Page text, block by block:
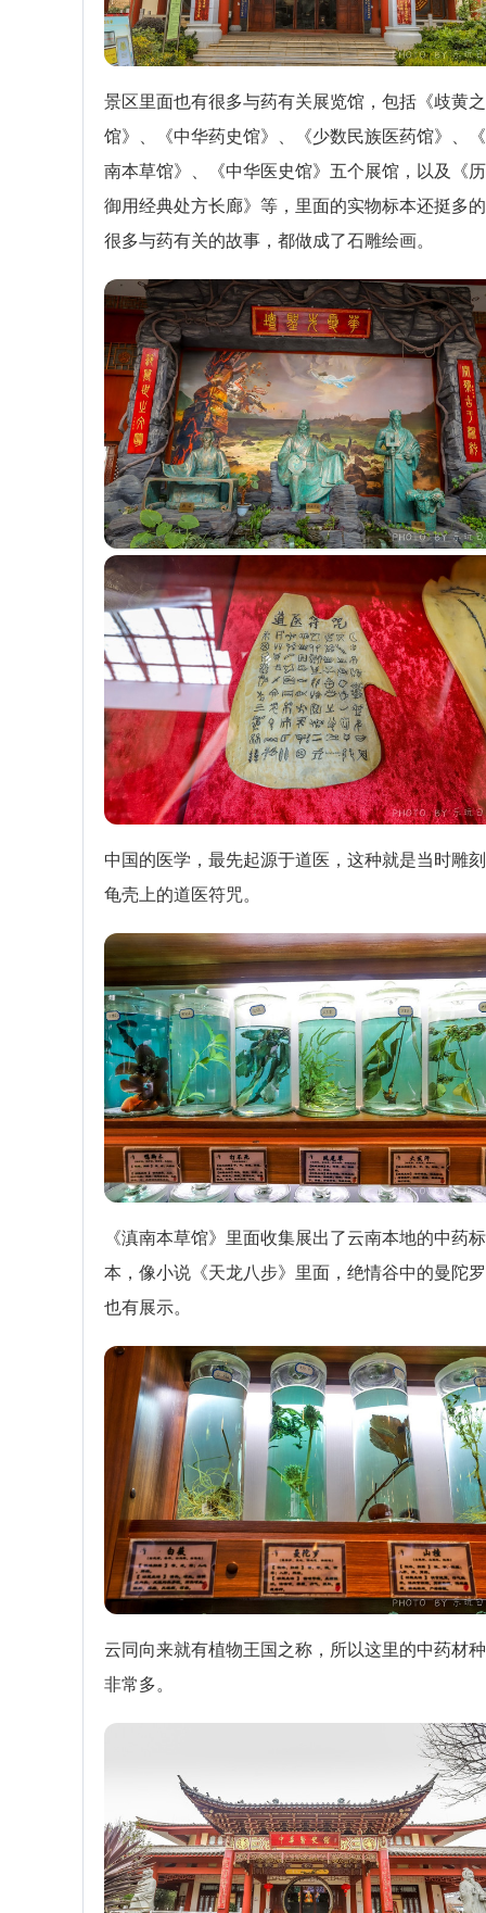
景区里面也有很多与药有关展览馆，包括《歧黄
馆》、《中华药史馆》、《少数民族医药馆》、
南本草馆》、《中华医史馆》五个展馆，以及《
御用经典处方长廊》等，里面的实物标本还挺多
很多与药有关的故事，都做成了石雕绘画。
中国的医学，最先起源于道医，这种就是当时雕
龟壳上的道医符咒。
《滇南本草馆》里面收集展出了云南本地的中药标
本，像小说《天龙八步》里面，绝情谷中的曼陀
也有展示。
云同向来就有植物王国之称，所以这里的中药材
非常多。